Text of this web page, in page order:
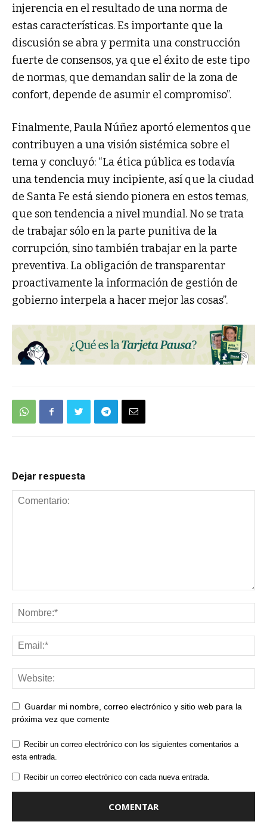
injerencia en el resultado de una norma de
estas características. Es importante que la
discusión se abra y permita una construcción
fuerte de consensos, ya que el éxito de este tipo
de normas, que demandan salir de la zona de
confort, depende de asumir el compromiso”.
Finalmente, Paula Núñez aportó elementos que
contribuyen a una visión sistémica sobre el
tema y concluyó: “La ética pública es todavía
una tendencia muy incipiente, así que la ciudad
de Santa Fe está siendo pionera en estos temas,
que son tendencia a nivel mundial. No se trata
de trabajar sólo en la parte punitiva de la
corrupción, sino también trabajar en la parte
preventiva. La obligación de transparentar
proactivamente la información de gestión de
gobierno interpela a hacer mejor las cosas”.
Dejar respuesta
Guardar mi nombre, correo electrónico y sitio web para la
próxima vez que comente
Recibir un correo electrónico con los siguientes comentarios a
esta entrada.
Recibir un correo electrónico con cada nueva entrada.